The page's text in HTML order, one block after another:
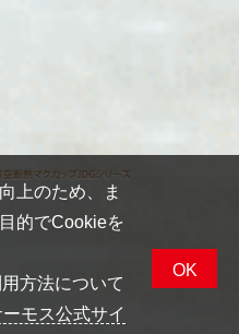
上のため、ま
的でCookieを
方法について
モス公式サイ
OK